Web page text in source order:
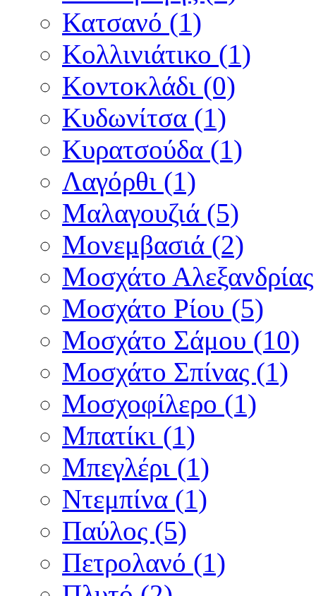
Κατσανό (1)
Κολλινιάτικο (1)
Κοντοκλάδι (0)
Κυδωνίτσα (1)
Κυρατσούδα (1)
Λαγόρθι (1)
Μαλαγουζιά (5)
Μονεμβασιά (2)
Μοσχάτο
Μοσχάτο Ρίου (5)
Μοσχάτο Σάμου (10)
Μοσχάτο Σπίνας (1)
Μοσχοφίλερο (1)
Μπατίκι (1)
Μπεγλέρι (1)
Ντεμπίνα (1)
Παύλος (5)
Πετρολανό (1)